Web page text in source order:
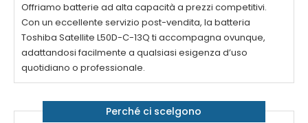
Offriamo batterie ad alta capacità a prezzi competitivi.
Con un eccellente servizio post-vendita, la batteria
Toshiba Satellite L50D-C-13Q ti accompagna ovunque,
adattandosi facilmente a qualsiasi esigenza d’uso
quotidiano o professionale.
Perché ci scelgono